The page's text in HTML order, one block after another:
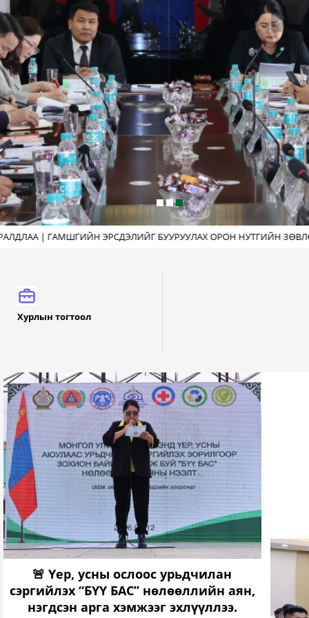
БУУРУУЛАХ ОРОН НУТГИЙН ЗӨВЛӨЛИЙН ХУРАЛ ЗОХИОН
Хурлын тогтоол
Шилэн данс
🚨 Үер, усны ослоос урьдчилан
сэргийлэх “БҮҮ БАС” нөлөөллийн аян,
нэгдсэн арга хэмжээг эхлүүллээ.